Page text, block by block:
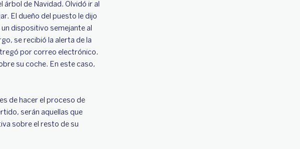
árbol de Navidad. Olvidó ir al
El dueño del puesto le dijo
dispositivo semejante al
se recibió la alerta de la
por correo electrónico.
su coche. En este caso,
de hacer el proceso de
serán aquellas que
sobre el resto de su